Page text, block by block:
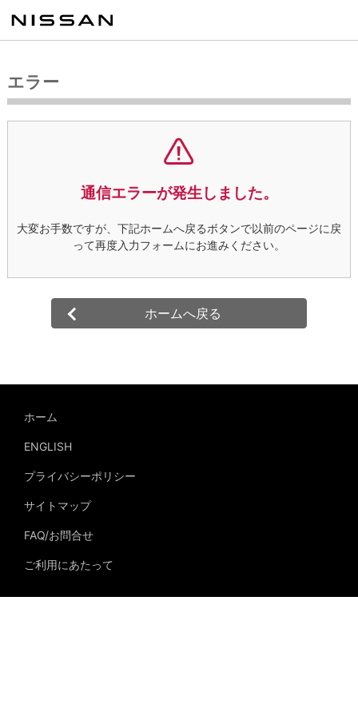
エラー
通信エラーが発生しました。
大変お手数ですが、下記ホームへ戻るボタンで以前のページに戻
って再度入力フォームにお進みください。
ホームへ戻る
ホーム
ENGLISH
プライバシーポリシー
サイトマップ
FAQ/お問合せ
ご利用にあたって